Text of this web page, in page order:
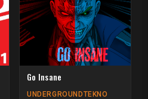
Go Insane
UNDERGROUNDTEKNO